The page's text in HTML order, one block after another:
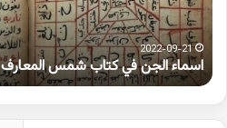
2022-09-21
اسماء الجن في كتاب شمس المعارف